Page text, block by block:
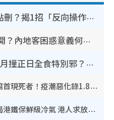
WhatsApp預設貼圖點刪？揭1招「反向操作」還原簡潔介面 附3步實測教學
香港山邊鐵閘邊門大開？內地客困惑意義何在！網民神回覆：呢種叫法理性防禦
鬼門開2026｜農曆七月撞正日全食特別邪？專家警告切忌做一事！揭4大禁忌+2招保平安
奪命寄生蟲｜食生菜狂瀉首現死者！疫潮惡化錄1.8萬宗病例 揭洗菜3大謬誤
內地客歎港人唔識老！揭港鐵保鮮級冷氣 港人求放過：咪投訴